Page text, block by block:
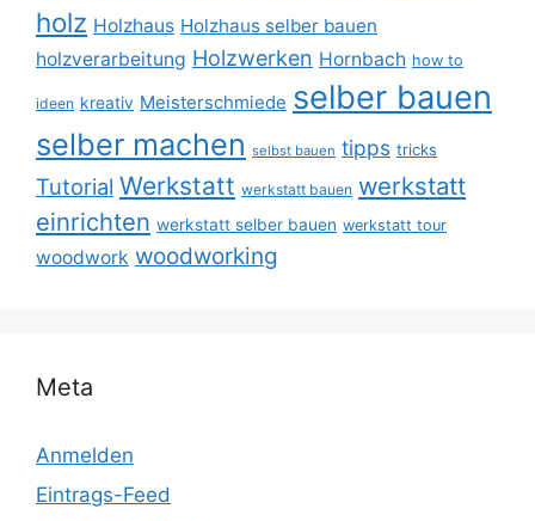
holz Holzhaus Holzhaus selber bauen
holzverarbeitung Holzwerken Hornbach how to
ideen kreativ Meisterschmiede selber bauen
selber machen selbst bauen tipps tricks
Tutorial Werkstatt werkstatt bauen werkstatt
einrichten werkstatt selber bauen werkstatt tour
woodwork woodworking
Meta
Anmelden
Eintrags-Feed